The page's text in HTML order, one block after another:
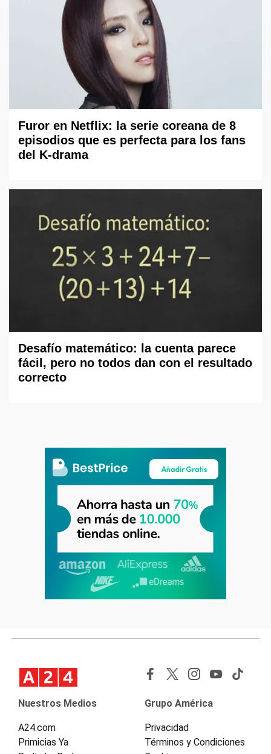
Furor en Netflix: la serie coreana de 8
episodios que es perfecta para los fans
del K-drama
Desafío matemático: la cuenta parece
fácil, pero no todos dan con el resultado
correcto
Nuestros Medios
A24.com
Primicias Ya
Grupo América
Privacidad
Términos y Condiciones